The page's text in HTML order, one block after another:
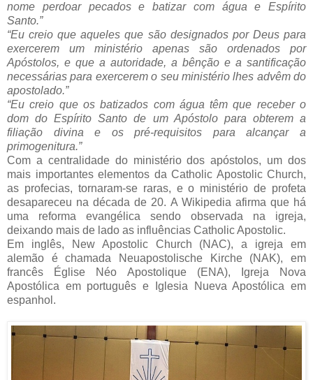
nome perdoar pecados e batizar com água e Espírito
Santo.”
“Eu creio que aqueles que são designados por Deus para
exercerem um ministério apenas são ordenados por
Apóstolos, e que a autoridade, a bênção e a santificação
necessárias para exercerem o seu ministério lhes advêm do
apostolado.”
“Eu creio que os batizados com água têm que receber o
dom do Espírito Santo de um Apóstolo para obterem a
filiação divina e os pré-requisitos para alcançar a
primogenitura.”
Com a centralidade do ministério dos apóstolos, um dos
mais importantes elementos da Catholic Apostolic Church,
as profecias, tornaram-se raras, e o ministério de profeta
desapareceu na década de 20. A Wikipedia afirma que há
uma reforma evangélica sendo observada na igreja,
deixando mais de lado as influências Catholic Apostolic.
Em inglês, New Apostolic Church (NAC), a igreja em
alemão é chamada Neuapostolische Kirche (NAK), em
francês Église Néo Apostolique (ENA), Igreja Nova
Apostólica em português e Iglesia Nueva Apostólica em
espanhol.